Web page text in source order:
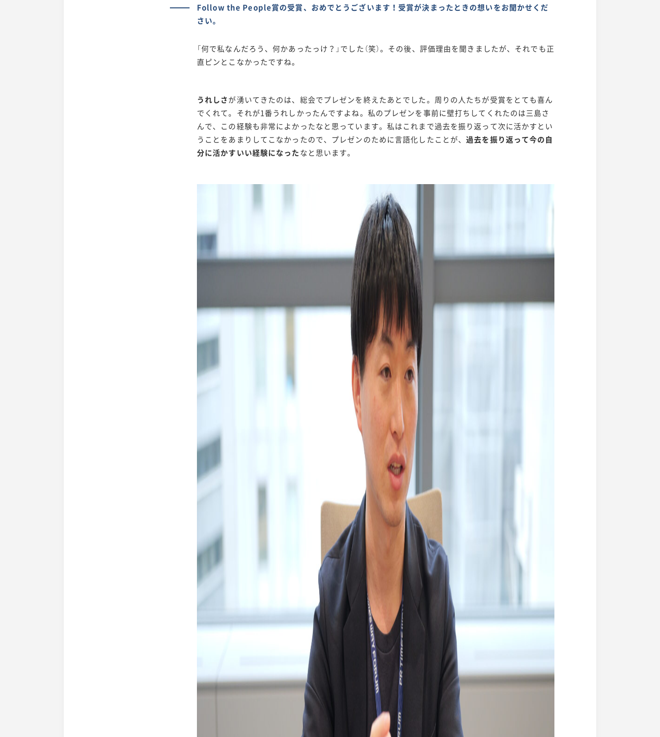
Follow the People賞の受賞、おめでとうございます！受賞が決まったときの想いをお聞かせくだ
さい。
「何で私なんだろう、何かあったっけ？」でした（笑）。その後、評価理由を聞きましたが、それでも正
直ピンとこなかったですね。
うれしさが湧いてきたのは、総会でプレゼンを終えたあとでした。周りの人たちが受賞をとても喜ん
でくれて。それが1番うれしかったんですよね。私のプレゼンを事前に壁打ちしてくれたのは三島さ
んで、この経験も非常によかったなと思っています。私はこれまで過去を振り返って次に活かすとい
うことをあまりしてこなかったので、プレゼンのために言語化したことが、過去を振り返って今の自
分に活かすいい経験になったなと思います。